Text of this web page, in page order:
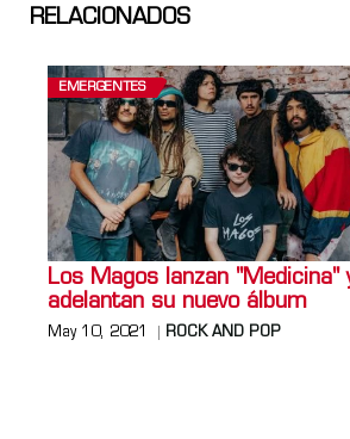
RELACIONADOS
EMERGENTES
Los Magos lanzan "Medicina"
adelantan su nuevo álbum
May 10, 2021 ROCK AND POP